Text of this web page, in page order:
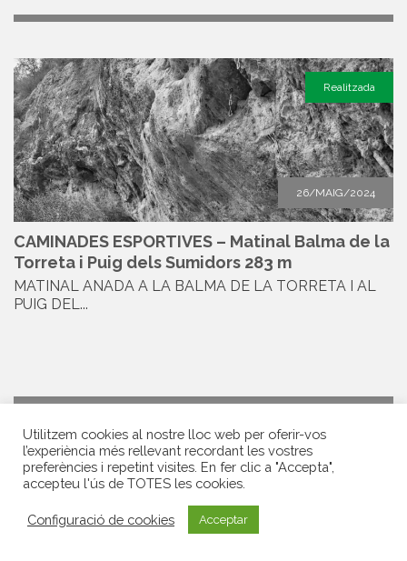
26/MAIG/2024
Realitzada
CAMINADES ESPORTIVES – Matinal Balma de la
Torreta i Puig dels Sumidors 283 m
MATINAL ANADA A LA BALMA DE LA TORRETA I AL
PUIG DEL...
Realitzada
Utilitzem cookies al nostre lloc web per oferir-vos
l’experiència més rellevant recordant les vostres
preferències i repetint visites. En fer clic a "Accepta",
accepteu l'ús de TOTES les cookies.
Configuració de cookies Acceptar